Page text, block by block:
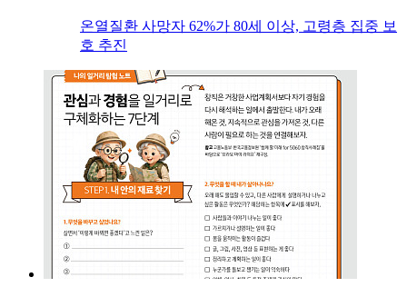
온열질환 사망자 62%가 80세 이상, 고령층 집중 보
호 추진